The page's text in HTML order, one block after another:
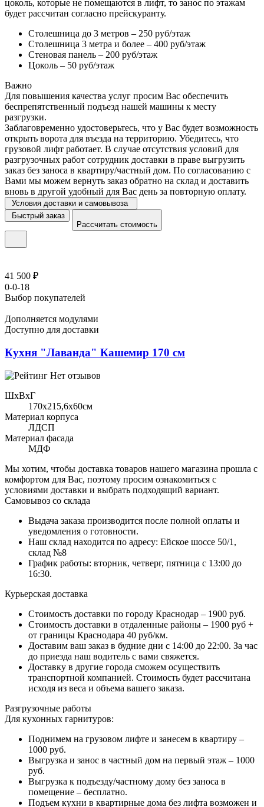
цоколь, которые не помещаются в лифт, то занос по этажам
будет рассчитан согласно прейскуранту.
Столешница до 3 метров – 250 руб/этаж
Столешница 3 метра и более – 400 руб/этаж
Стеновая панель – 200 руб/этаж
Цоколь – 50 руб/этаж
Важно
Для повышения качества услуг просим Вас обеспечить
беспрепятственный подъезд нашей машины к месту
разгрузки.
Заблаговременно удостоверьтесь, что у Вас будет возможность
открыть ворота для въезда на территорию. Убедитесь, что
грузовой лифт работает. В случае отсутствия условий для
разгрузочных работ сотрудник доставки в праве выгрузить
заказ без заноса в квартиру/частный дом. По согласованию с
Вами мы можем вернуть заказ обратно на склад и доставить
вновь в другой удобный для Вас день за повторную оплату.
Условия доставки и самовывоза
Быстрый заказ
Рассчитать стоимость
41 500 ₽
0-0-18
Выбор покупателей
Дополняется модулями
Доступно для доставки
Кухня "Лаванда" Кашемир 170 см
Нет отзывов
ШхВхГ
170x215,6х60см
Материал корпуса
ЛДСП
Материал фасада
МДФ
Мы хотим, чтобы доставка товаров нашего магазина прошла с
комфортом для Вас, поэтому просим ознакомиться с
условиями доставки и выбрать подходящий вариант.
Самовывоз со склада
Выдача заказа производится после полной оплаты и
уведомления о готовности.
Наш склад находится по адресу: Ейское шоссе 50/1,
склад №8
График работы: вторник, четверг, пятница с 13:00 до
16:30.
Курьерская доставка
Стоимость доставки по городу Краснодар – 1900 руб.
Стоимость доставки в отдаленные районы – 1900 руб +
от границы Краснодара 40 руб/км.
Доставим ваш заказ в будние дни с 14:00 до 22:00. За час
до приезда наш водитель с вами свяжется.
Доставку в другие города сможем осуществить
транспортной компанией. Стоимость будет рассчитана
исходя из веса и объема вашего заказа.
Разгрузочные работы
Для кухонных гарнитуров:
Поднимем на грузовом лифте и занесем в квартиру –
1000 руб.
Выгрузка и занос в частный дом на первый этаж – 1000
руб.
Выгрузка к подъезду/частному дому без заноса в
помещение – бесплатно.
Подъем кухни в квартирные дома без лифта возможен и